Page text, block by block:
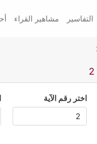
التفاسير مشاهير القراء
اختر رقم الآية